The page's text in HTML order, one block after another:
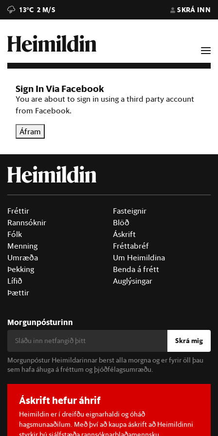
13°C 2 M/S SKRÁ INN
Sign In Via Facebook
You are about to sign in using a third party account
from Facebook.
Áfram
Fréttir
Rannsóknir
Fólk
Menning
Umræða
Þekking
Lífið
Þættir
Fasteignir
Blöð
Áskrift
Fréttabréf
Um Heimildina
Benda á frétt
Auglýsingar
Morgunpósturinn
Skrá mig
Morgunpóstur Heimildarinnar berst alla morgna og er fyrir öll þau
sem hafa áhuga á fréttum og þjóðfélagsumræðu.
Áskrift hefur áhrif
Heimildin er í dreifðu eignarhaldi og óháð
hagsmunaaðilum. Með því að kaupa áskrift að Heimildinni